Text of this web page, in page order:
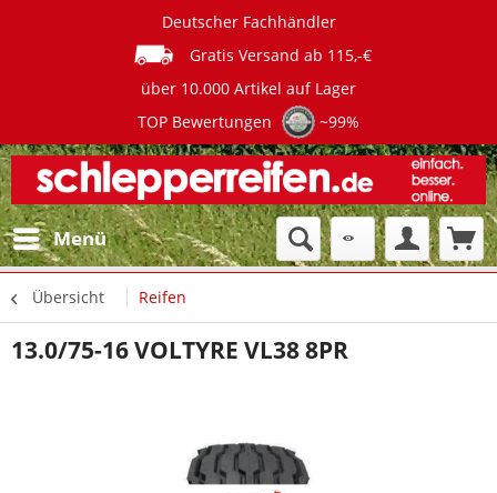
Deutscher Fachhändler
Gratis Versand ab 115,-€
über 10.000 Artikel auf Lager
TOP Bewertungen
~99%
Menü
Übersicht Reifen
13.0/75-16 VOLTYRE VL38 8PR